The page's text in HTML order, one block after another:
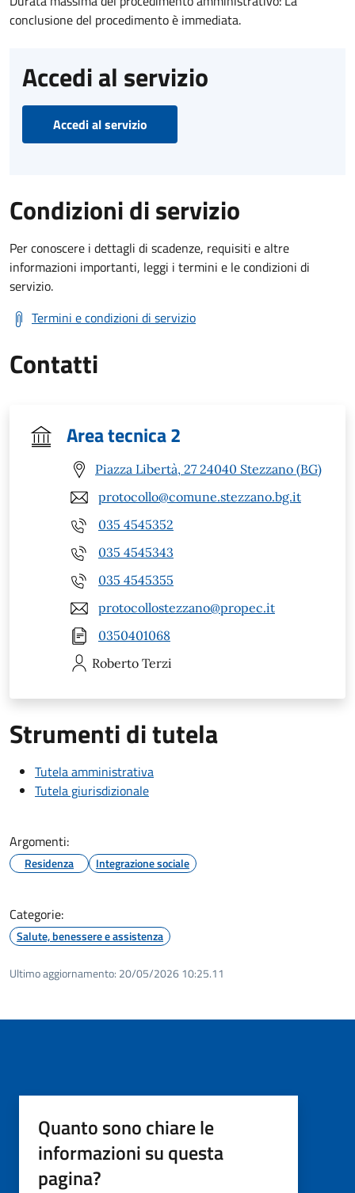
conclusione del procedimento è immediata.
Accedi al servizio
Accedi al servizio
Condizioni di servizio
Per conoscere i dettagli di scadenze, requisiti e altre
informazioni importanti, leggi i termini e le condizioni di
servizio.
Termini e condizioni di servizio
Contatti
Area tecnica 2
Piazza Libertà, 27 24040 Stezzano (BG)
protocollo@comune.stezzano.bg.it
035 4545352
035 4545343
035 4545355
protocollostezzano@propec.it
0350401068
Roberto Terzi
Strumenti di tutela
Tutela amministrativa
Tutela giurisdizionale
Argomenti:
Residenza Integrazione sociale
Categorie:
Salute, benessere e assistenza
Ultimo aggiornamento: 20/05/2026 10:25.11
Quanto sono chiare le
informazioni su questa
pagina?